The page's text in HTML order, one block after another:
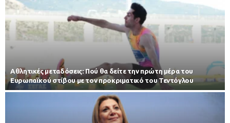
Αθλητικές μεταδόσεις: Πού θα δείτε την πρώτη μέρα του
Ευρωπαϊκού στίβου με τον προκριματικό του Τεντόγλου